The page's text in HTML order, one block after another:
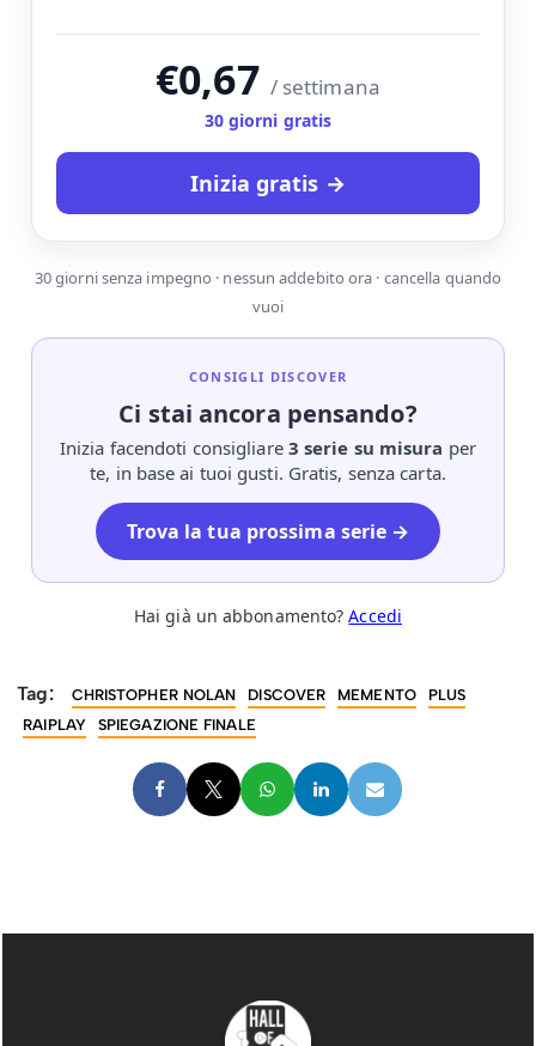
€0,67 / settimana
30 giorni gratis
Inizia gratis →
30 giorni senza impegno · nessun addebito ora · cancella quando
vuoi
CONSIGLI DISCOVER
Ci stai ancora pensando?
Inizia facendoti consigliare 3 serie su misura per
te, in base ai tuoi gusti. Gratis, senza carta.
Trova la tua prossima serie →
Hai già un abbonamento?Accedi
Tag: CHRISTOPHER NOLAN DISCOVER MEMENTO
PLUS
RAIPLAY
SPIEGAZIONE FINALE